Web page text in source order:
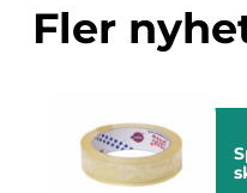
Fler